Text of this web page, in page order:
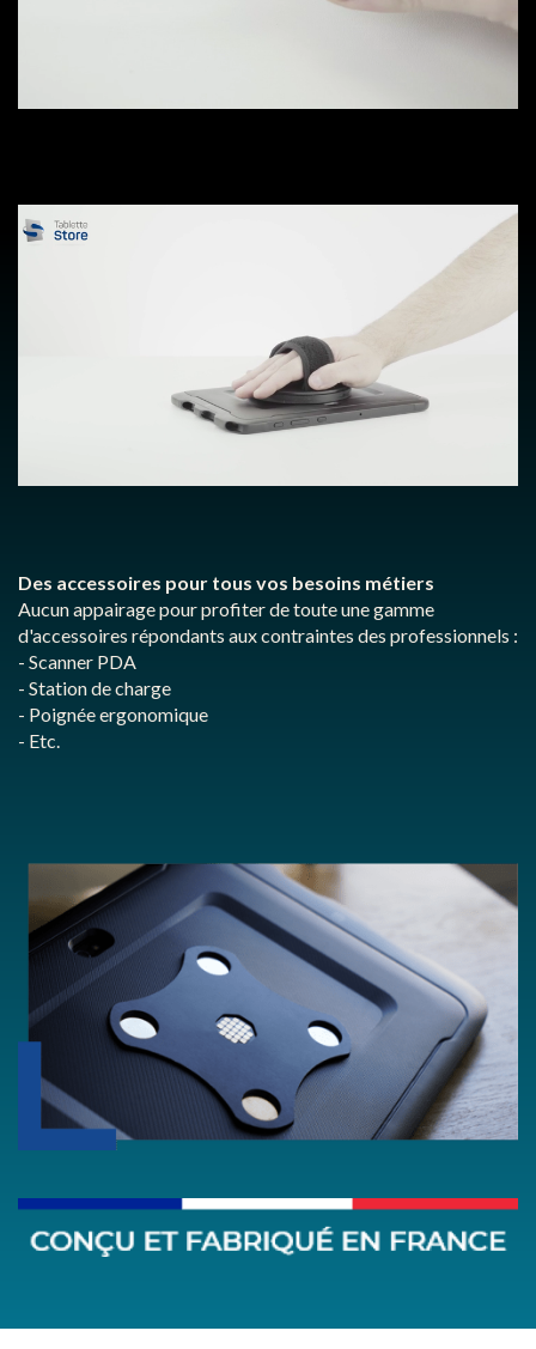
Des accessoires pour tous vos besoins métiers
Aucun appairage pour profiter de toute une gamme
d'accessoires répondants aux contraintes des professionnels :
- Scanner PDA
- Station de charge
- Poignée ergonomique
- Etc.